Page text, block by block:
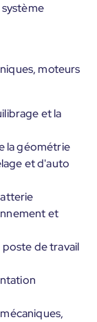
moteurs
et la
la géométrie
et d'auto
et
de travail